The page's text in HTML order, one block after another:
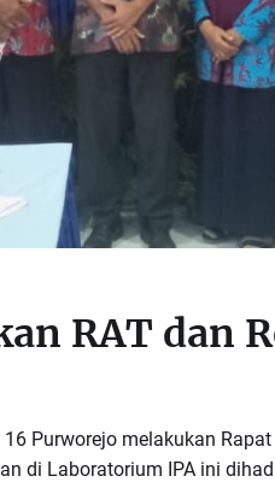
RAT dan
Purworejo melakukan
di Laboratorium IPA ini